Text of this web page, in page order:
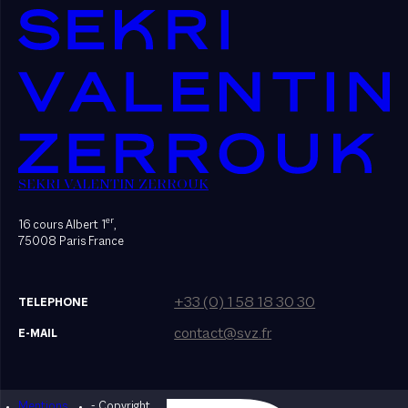
SEKRI VALENTIN ZERROUK
16 cours Albert 1er,
75008 Paris France
TELEPHONE +33 (0) 1 58 18 30 30
E-MAIL contact@svz.fr